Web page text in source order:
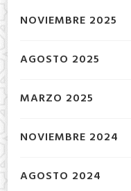
NOVIEMBRE 2025
AGOSTO 2025
MARZO 2025
NOVIEMBRE 2024
AGOSTO 2024